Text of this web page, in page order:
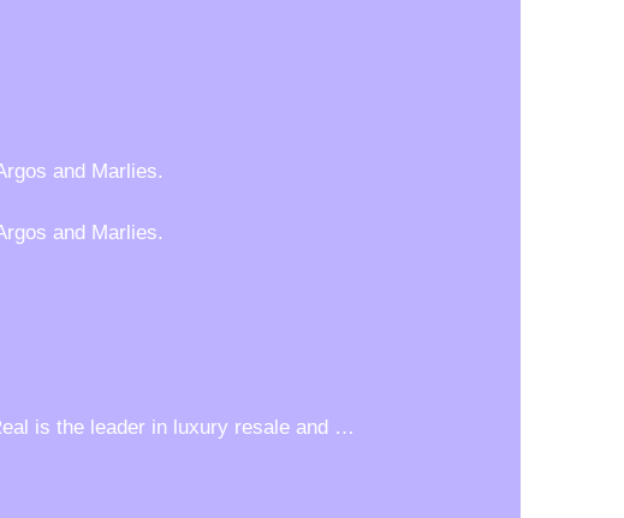
and Marlies.
and Marlies.
is the leader in luxury resale and …